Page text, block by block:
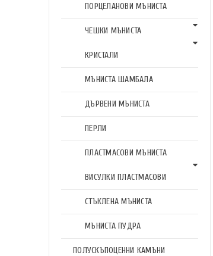
ПОРЦЕЛАНОВИ МЪНИСТА
ЧЕШКИ МЪНИСТА
КРИСТАЛИ
МЪНИСТА ШАМБАЛА
ДЪРВЕНИ МЪНИСТА
ПЕРЛИ
ПЛАСТМАСОВИ МЪНИСТА
ВИСУЛКИ ПЛАСТМАСОВИ
СТЪКЛЕНА МЪНИСТА
МЪНИСТА ПУДРА
ПОЛУСКЪПОЦЕННИ КАМЪНИ